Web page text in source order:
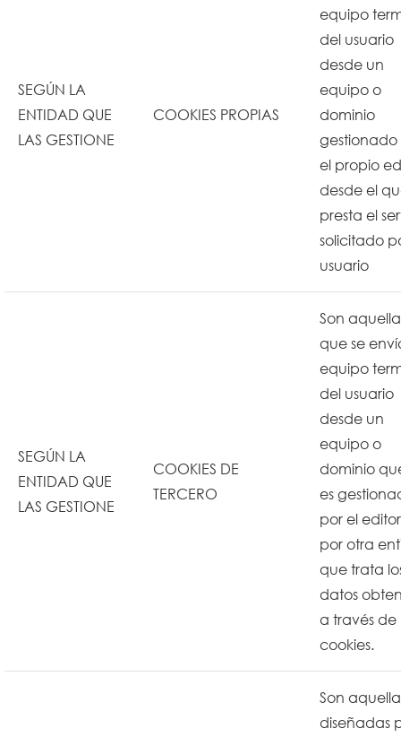
SEGÚN LA
ENTIDAD QUE
LAS GESTIONE
COOKIES PROPIAS
equipo
del usuario
desde un
equipo o
dominio
gestionado
el propio
desde el
presta el
solicitado
usuario
SEGÚN LA
ENTIDAD QUE
LAS GESTIONE
COOKIES DE
TERCERO
Son
que se
equipo
del usuario
desde un
equipo o
dominio
es
por el
por otra
que trata
datos
a través de
cookies.
Son
diseñadas